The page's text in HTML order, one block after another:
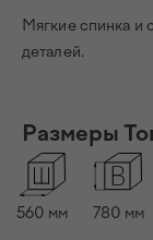
Мягкие спинка и
деталей.
Размеры
560 мм 780 мм